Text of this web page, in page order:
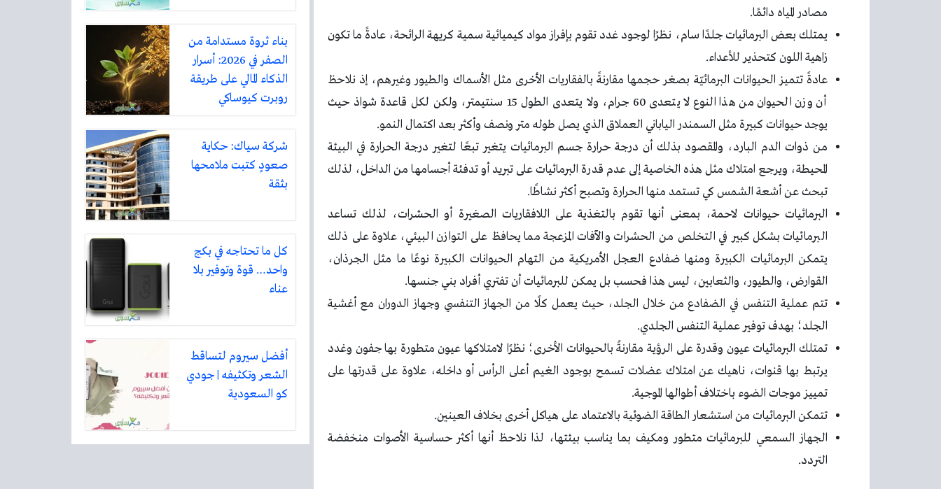
مصادر المياه دائمًا.
يمتلك بعض البرمائيات جلدًا سام، نظرًا لوجود غدد تقوم بإفراز مواد كيميائية سمية كريهة الرائحة، عادةً ما تكون
زاهية اللون كتحذير للأعداء.
عادةً تتميز الحيوانات البرمائيّة بصغر حجمها مقارنةً بالفقاريات الأخرى مثل الأسماك والطيور وغيرهم، إذ نلاحظ
أن وزن الحيوان من هذا النوع لا يتعدى 60 جرام، ولا يتعدى الطول 15 سنتيمتر، ولكن لكل قاعدة شواذ حيث
يوجد حيوانات كبيرة مثل السمندر الياباني العملاق الذي يصل طوله متر ونصف وأكثر بعد اكتمال النمو.
من ذوات الدم البارد، والمقصود بذلك أن درجة حرارة جسم البرمائيات يتغير تبعًا لتغير درجة الحرارة في البيئة
المحيطة، ويرجع امتلاك مثل هذه الخاصية إلى عدم قدرة البرمائيات على تبريد أو تدفئة أجسامها من الداخل، لذلك
تبحث عن أشعة الشمس كي تستمد منها الحرارة وتصبح أكثر نشاطًا.
البرمائيات حيوانات لاحمة، بمعنى أنها تقوم بالتغذية على اللافقاريات الصغيرة أو الحشرات، لذلك تساعد
البرمائيات بشكل كبير في التخلص من الحشرات والآفات المزعجة مما يحافظ على التوازن البيئي، علاوة على ذلك
يتمكن البرمائيات الكبيرة ومنها ضفادع العجل الأمريكية من التهام الحيوانات الكبيرة نوعًا ما مثل الجرذان،
القوارض، والطيور، والثعابين، ليس هذا فحسب بل يمكن للبرمائيات أن تفتري أفراد بني جنسها.
تتم عملية التنفس في الضفادع من خلال الجلد، حيث يعمل كلًا من الجهاز التنفسي وجهاز الدوران مع أغشية
الجلد؛ بهدف توفير عملية التنفس الجلدي.
تمتلك البرمائيات عيون وقدرة على الرؤية مقارنةً بالحيوانات الأخرى؛ نظرًا لامتلاكها عيون متطورة بها جفون وغدد
يرتبط بها قنوات، ناهيك عن امتلاك عضلات تسمح بوجود الغيم أعلى الرأس أو داخله، علاوة على قدرتها على
تمييز موجات الضوء باختلاف أطوالها الموجية.
تتمكن البرمائيات من استشعار الطاقة الضوئية بالاعتماد على هياكل أخرى بخلاف العينين.
الجهاز السمعي للبرمائيات متطور ومكيف بما يناسب بيئتها، لذا نلاحظ أنها أكثر حساسية الأصوات منخفضة
التردد.
بناء ثروة مستدامة من
الصفر في 2026: أسرار
الذكاء المالي على طريقة
روبرت كيوساكي
شركة سياك: حكاية
صعودٍ كتبت ملامحها
بثقة
كل ما تحتاجه في بكج
واحد… قوة وتوفير بلا
عناء
أفضل سيروم لتساقط
الشعر وتكثيفه | جودي
كو السعودية